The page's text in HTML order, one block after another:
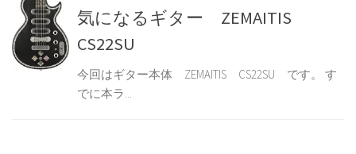
気になるギター ZEMAITIS
CS22SU
今回はギター本体 ZEMAITIS CS22SU です。 す
でに本ラ...